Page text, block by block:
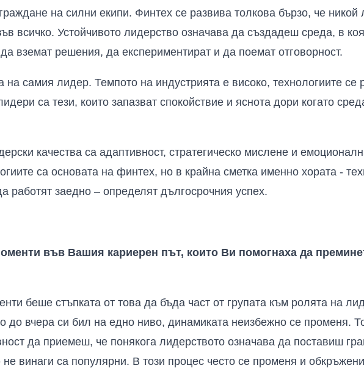
на силни екипи. Финтех се развива толкова бързо, че никой
всичко. Устойчивото лидерство означава да създадеш среда, в
вземат решения, да експериментират и да поемат отговорност.
на самия лидер. Темпото на индустрията е високо, технологиите се
са тези, които запазват спокойствие и яснота дори когато
качества са адаптивност, стратегическо мислене и
са основата на финтех, но в крайна сметка именно хората -
работят заедно – определят дългосрочния успех.
във Вашия кариерен път, които Ви помогнаха да
беше стъпката от това да бъда част от групата към ролята на
до вчера си бил на едно ниво, динамиката неизбежно се променя.
да приемеш, че понякога лидерството означава да поставиш
винаги са популярни. В този процес често се променя и